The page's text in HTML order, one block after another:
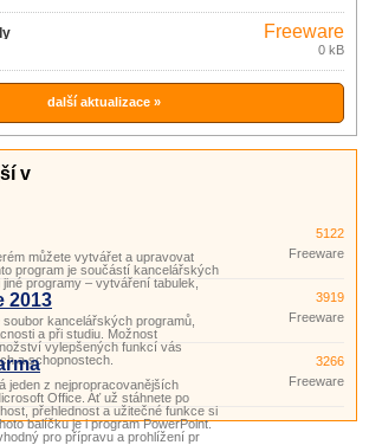
Freeware
0 kB
další aktualizace »
v
můžete vytvářet a upravovat
program je součástí kancelářských
programy – vytváření tabulek,
5122
Freeware
2013
kancelářských programů,
a při studiu. Možnost
vylepšených funkcí vás
a schopnostech.
3919
Freeware
jeden z nejpropracovanějších
Office. Ať už stáhnete po
přehlednost a užitečné funkce si
balíčku je i program PowerPoint.
pro přípravu a prohlížení pr
3266
Freeware